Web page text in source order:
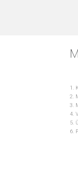
1.
2.
3.
4.
5.
6.